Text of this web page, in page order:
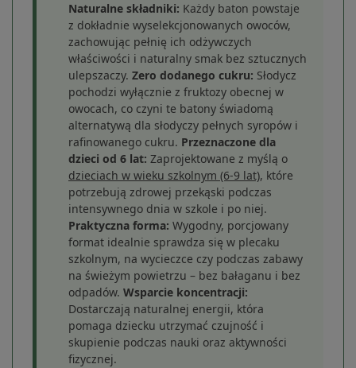
Naturalne składniki: Każdy baton powstaje
z dokładnie wyselekcjonowanych owoców,
zachowując pełnię ich odżywczych
właściwości i naturalny smak bez sztucznych
ulepszaczy. Zero dodanego cukru: Słodycz
pochodzi wyłącznie z fruktozy obecnej w
owocach, co czyni te batony świadomą
alternatywą dla słodyczy pełnych syropów i
rafinowanego cukru. Przeznaczone dla
dzieci od 6 lat: Zaprojektowane z myślą o
dzieciach w wieku szkolnym (6-9 lat), które
potrzebują zdrowej przekąski podczas
intensywnego dnia w szkole i po niej.
Praktyczna forma: Wygodny, porcjowany
format idealnie sprawdza się w plecaku
szkolnym, na wycieczce czy podczas zabawy
na świeżym powietrzu – bez bałaganu i bez
odpadów. Wsparcie koncentracji:
Dostarczają naturalnej energii, która
pomaga dziecku utrzymać czujność i
skupienie podczas nauki oraz aktywności
fizycznej.